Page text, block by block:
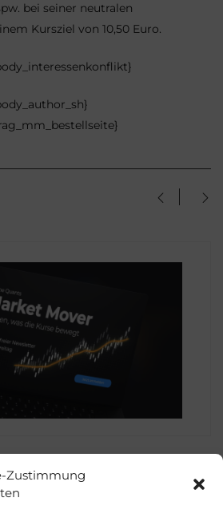
Zustimmung
bei seiner neutralen
Kursziel von 10,50 Euro.